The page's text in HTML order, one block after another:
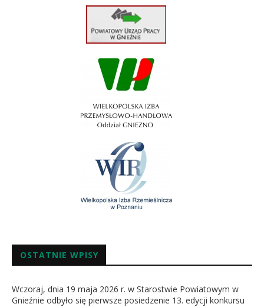
OSTATNIE WPISY
Wczoraj, dnia 19 maja 2026 r. w Starostwie Powiatowym w
Gnieźnie odbyło się pierwsze posiedzenie 13. edycji konkursu